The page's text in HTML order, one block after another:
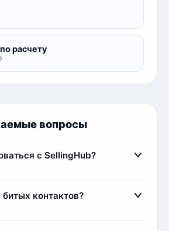
расчету
вопросы
с SellingHub?
если клиент
контактов?